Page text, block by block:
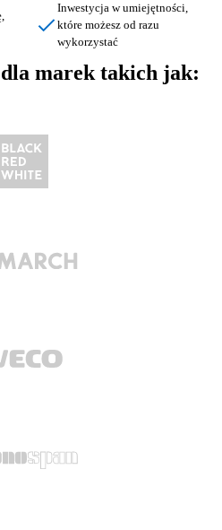
Inwestycja w umiejętności,
które możesz od razu
wykorzystać
dla marek takich jak: